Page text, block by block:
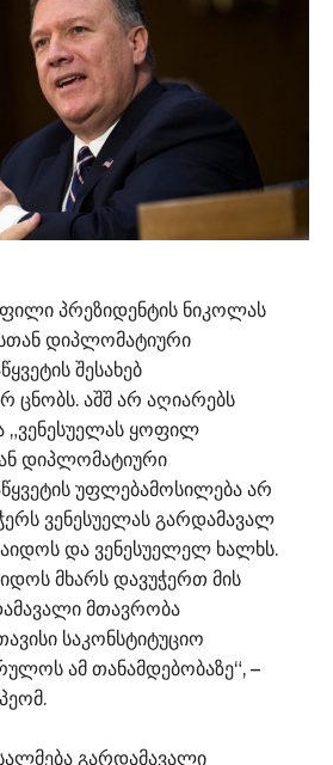
პრეზიდენტის ნიკოლას
დიპლომატიური
შესახებ
ცნობს. აშშ არ აღიარებს
„ვენესუელას ყოფილ
დიპლომატიური
უფლებამოსილება არ
ვენესუელას გარდამავალ
და ვენესუელელ ხალხს.
მხარს დავუჭერთ მის
მთავრობა
საკონსტიტუციო
ამ თანამდებობაზე“, –
გარდამავალი